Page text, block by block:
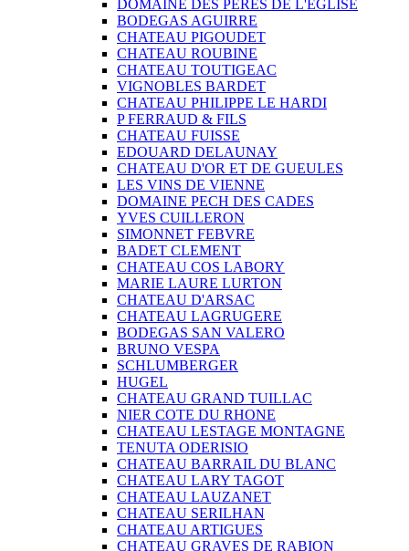
DOMAINE DES PERES DE L'EGLISE
BODEGAS AGUIRRE
CHATEAU PIGOUDET
CHATEAU ROUBINE
CHATEAU TOUTIGEAC
VIGNOBLES BARDET
CHATEAU PHILIPPE LE HARDI
P FERRAUD & FILS
CHATEAU FUISSE
EDOUARD DELAUNAY
CHATEAU D'OR ET DE GUEULES
LES VINS DE VIENNE
DOMAINE PECH DES CADES
YVES CUILLERON
SIMONNET FEBVRE
BADET CLEMENT
CHATEAU COS LABORY
MARIE LAURE LURTON
CHATEAU D'ARSAC
CHATEAU LAGRUGERE
BODEGAS SAN VALERO
BRUNO VESPA
SCHLUMBERGER
HUGEL
CHATEAU GRAND TUILLAC
NIER COTE DU RHONE
CHATEAU LESTAGE MONTAGNE
TENUTA ODERISIO
CHATEAU BARRAIL DU BLANC
CHATEAU LARY TAGOT
CHATEAU LAUZANET
CHATEAU SERILHAN
CHATEAU ARTIGUES
CHATEAU GRAVES DE RABION